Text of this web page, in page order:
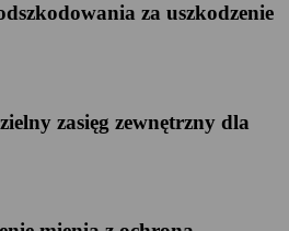
za uszkodzenie
zasięg zewnętrzny dla